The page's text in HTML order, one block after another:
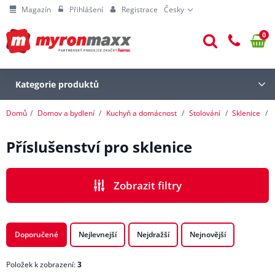
Magazín Přihlášení Registrace Česky
0
Kategorie produktů
Domů Domov a bydlení Kuchyň a domácnost Stolování Sklenice
Příslušenství pro sklenice
Zobrazit filtry
CENA
VÝROBCI
Doporučené Nejlevnejší Nejdražší Nejnovější
Položek k zobrazení:3